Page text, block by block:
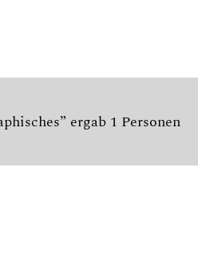
ergab 1 Personen